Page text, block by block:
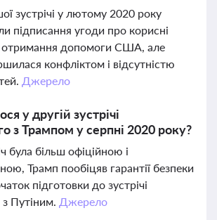
зустрічі у лютому 2020 року
підписання угоди про корисні
отримання допомоги США, але
конфліктом і відсутністю
Джерело
у другій зустрічі
з Трампом у серпні 2020 року?
була більш офіційною і
Трамп пообіцяв гарантії безпеки
підготовки до зустрічі
Путіним. Джерело